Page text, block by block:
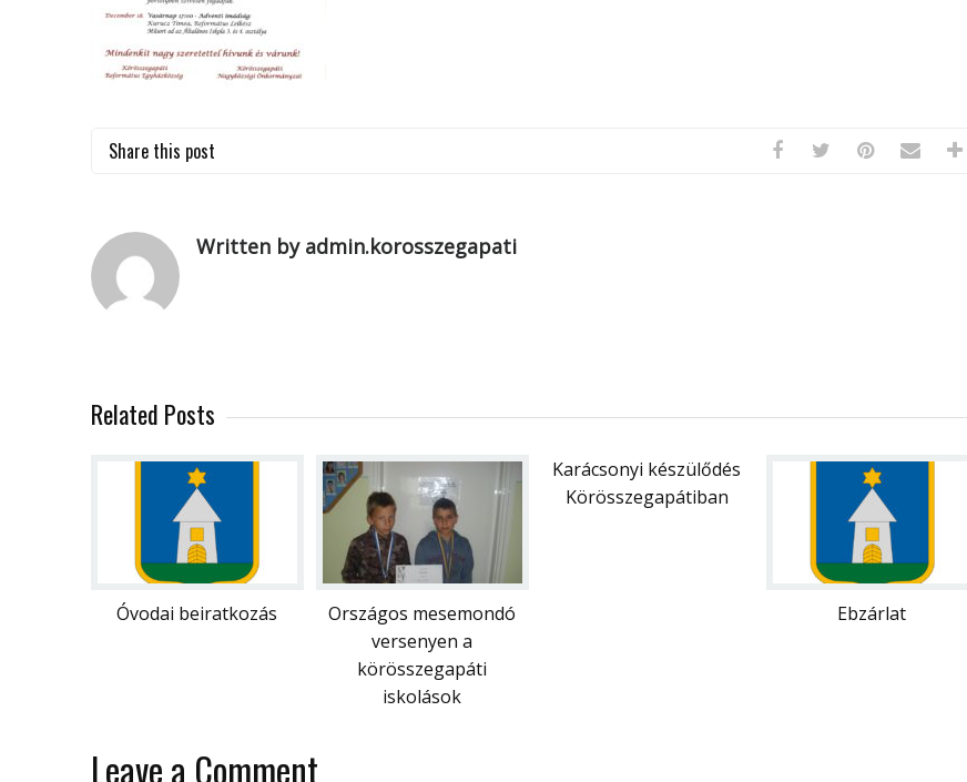
Share this post
Written by admin.korosszegapati
Related Posts
Óvodai beiratkozás
Országos mesemondó
versenyen a
körösszegapáti
iskolások
Karácsonyi készülődés
Körösszegapátiban
Ebzárlat
Leave a Comment